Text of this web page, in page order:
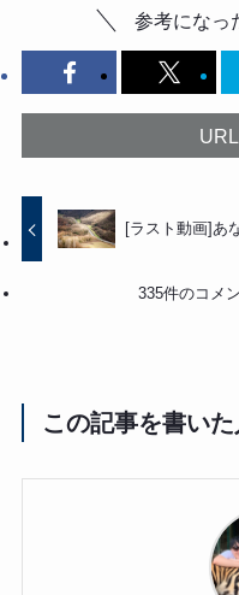
参考になっ
[ラスト動画]あ
335件のコメ
この記事を書いた